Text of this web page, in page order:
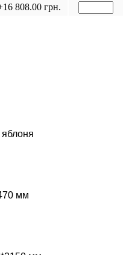
808.00 грн.
мм